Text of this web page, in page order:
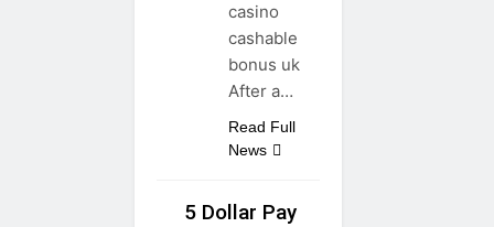
casino
cashable
bonus uk
After a…
Read Full
News
5 Dollar Pay